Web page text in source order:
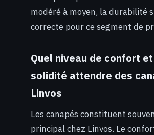
modéré à moyen, la durabilité
correcte pour ce segment de
Quel niveau de confort
solidité attendre des
Linvos
Les canapés constituent
principal chez Linvos. Le